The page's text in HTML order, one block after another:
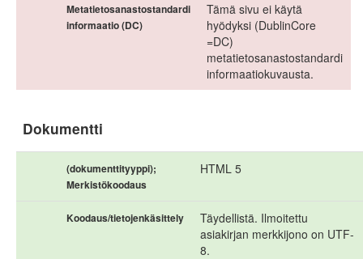
Metatietosanastostandardi
informaatio (DC)
Tämä sivu ei käytä
hyödyksi (DublinCore
=DC)
metatietosanastostandardi
informaatiokuvausta.
Dokumentti
(dokumenttityyppi);
Merkistökoodaus
HTML 5
Koodaus/tietojenkäsittely
Täydellistä. Ilmoitettu
asiakirjan merkkijono on UTF-
8.